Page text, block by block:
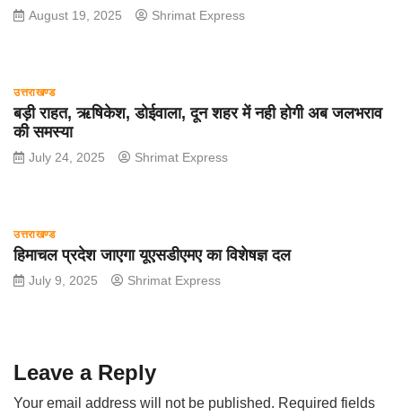
August 19, 2025 Shrimat Express
उत्तराखण्ड
बड़ी राहत, ऋषिकेश, डोईवाला, दून शहर में नही होगी अब जलभराव
की समस्या
July 24, 2025 Shrimat Express
उत्तराखण्ड
हिमाचल प्रदेश जाएगा यूएसडीएमए का विशेषज्ञ दल
July 9, 2025 Shrimat Express
Leave a Reply
Your email address will not be published. Required fields